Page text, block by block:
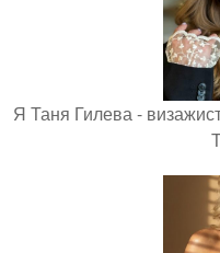
Я Таня Гилева -